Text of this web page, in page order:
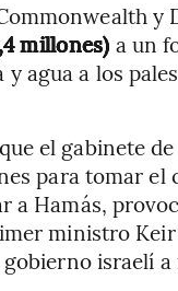
millones) a un
agua a los
el gabinete
para tomar el
a Hamás,
ministro
israelí